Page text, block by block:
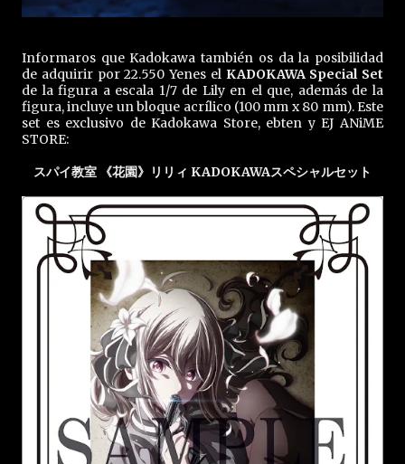
Informaros que Kadokawa también os da la posibilidad
de adquirir por 22.550 Yenes el KADOKAWA Special Set
de la figura a escala 1/7 de Lily en el que, además de la
figura, incluye un bloque acrílico (100 mm x 80 mm). Este
set es exclusivo de Kadokawa Store, ebten y EJ ANiME
STORE:
スパイ教室 《花園》リリィ KADOKAWAスペシャルセット